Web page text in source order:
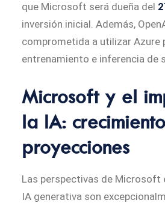
que Microsoft será dueña del
inversión inicial. Además,
comprometida a utilizar Azure
entrenamiento e inferencia de
Microsoft y el
la IA:
proyecciones
Las perspectivas de Microsoft
IA generativa son